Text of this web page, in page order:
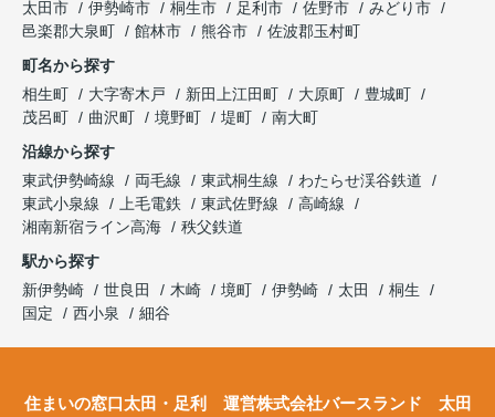
太田市
伊勢崎市 桐生市 足利市 佐野市
みどり市
邑楽郡大泉町
館林市 熊谷市
佐波郡玉村町
町名から探す
相生町
大字寄木戸 新田上江田町 大原町
豊城町
茂呂町
曲沢町 境野町 堤町
南大町
沿線から探す
東武伊勢崎線
両毛線 東武桐生線
わたらせ渓谷鉄道
東武小泉線
上毛電鉄 東武佐野線
高崎線
湘南新宿ライン高海
秩父鉄道
駅から探す
新伊勢崎
世良田 木崎 境町 伊勢崎 太田
桐生
国定
西小泉 細谷
住まいの窓口太田・足利 運営株式会社バースランド 太田